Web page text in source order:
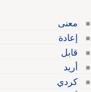
معنى
إعادة
قابل
أريد
كردي